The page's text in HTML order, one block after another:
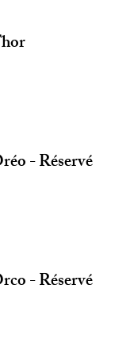
- Réservé
- Réservé